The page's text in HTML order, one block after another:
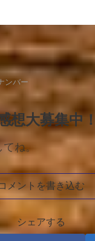
ンバー
想大募集中！
ね。
メントを書き込む
シェアする